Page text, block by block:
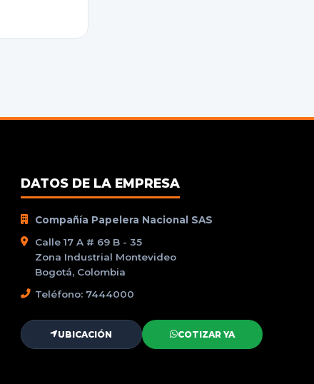
DATOS DE LA EMPRESA
Compañía Papelera Nacional SAS
Calle 17 A # 69 B - 35
Zona Industrial Montevideo
Bogotá, Colombia
Teléfono: 7444000
UBICACIÓN COTIZAR YA